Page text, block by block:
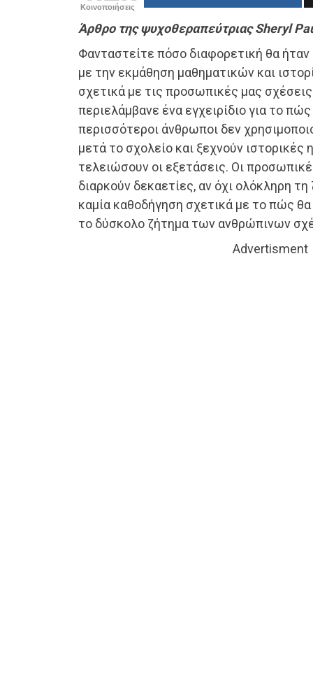
Κοινοποιήσεις
Άρθρο της ψυχοθεραπεύτριας Sheryl
Φανταστείτε πόσο διαφορετική θα
με την εκμάθηση μαθηματικών και
σχετικά με τις προσωπικές μας
περιελάμβανε ένα εγχειρίδιο για το
περισσότεροι άνθρωποι δεν
μετά το σχολείο και ξεχνούν ιστορικές
τελειώσουν οι εξετάσεις. Οι
διαρκούν δεκαετίες, αν όχι ολόκληρη
καμία καθοδήγηση σχετικά με το πώς
το δύσκολο ζήτημα των ανθρώπινων
Advertisment